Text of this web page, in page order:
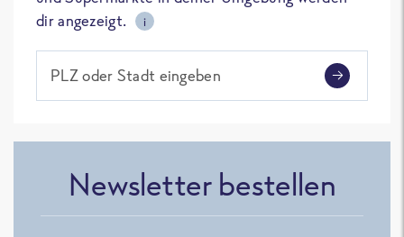
dir angezeigt.
i
PLZ oder Stadt eingeben
Newsletter bestellen